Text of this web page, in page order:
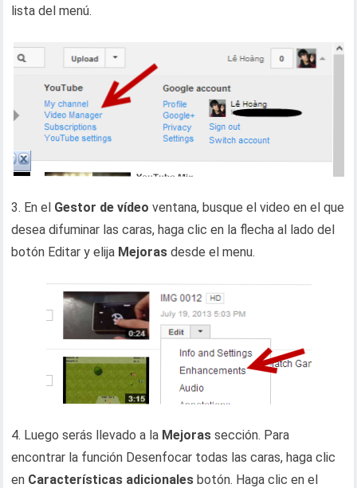
lista del menú.
3. En el Gestor de vídeo ventana, busque el video en el que
desea difuminar las caras, haga clic en la flecha al lado del
botón Editar y elija Mejoras desde el menu.
4. Luego serás llevado a la Mejoras sección. Para
encontrar la función Desenfocar todas las caras, haga clic
en Características adicionales botón. Haga clic en el